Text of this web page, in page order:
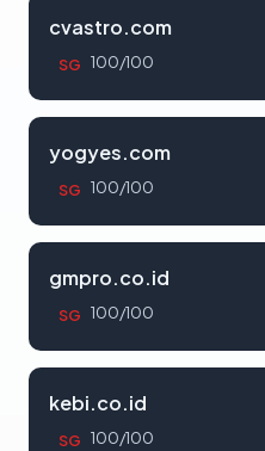
cvastro.com
SG 100/100
yogyes.com
SG 100/100
gmpro.co.id
SG 100/100
kebi.co.id
SG 100/100